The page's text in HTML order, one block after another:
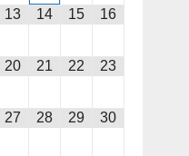
13 14 15 16
20 21 22 23
27 28 29 30